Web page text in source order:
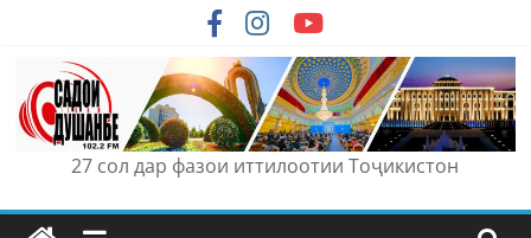
content
27 сол дар фазои иттилоотии Тоҷикистон